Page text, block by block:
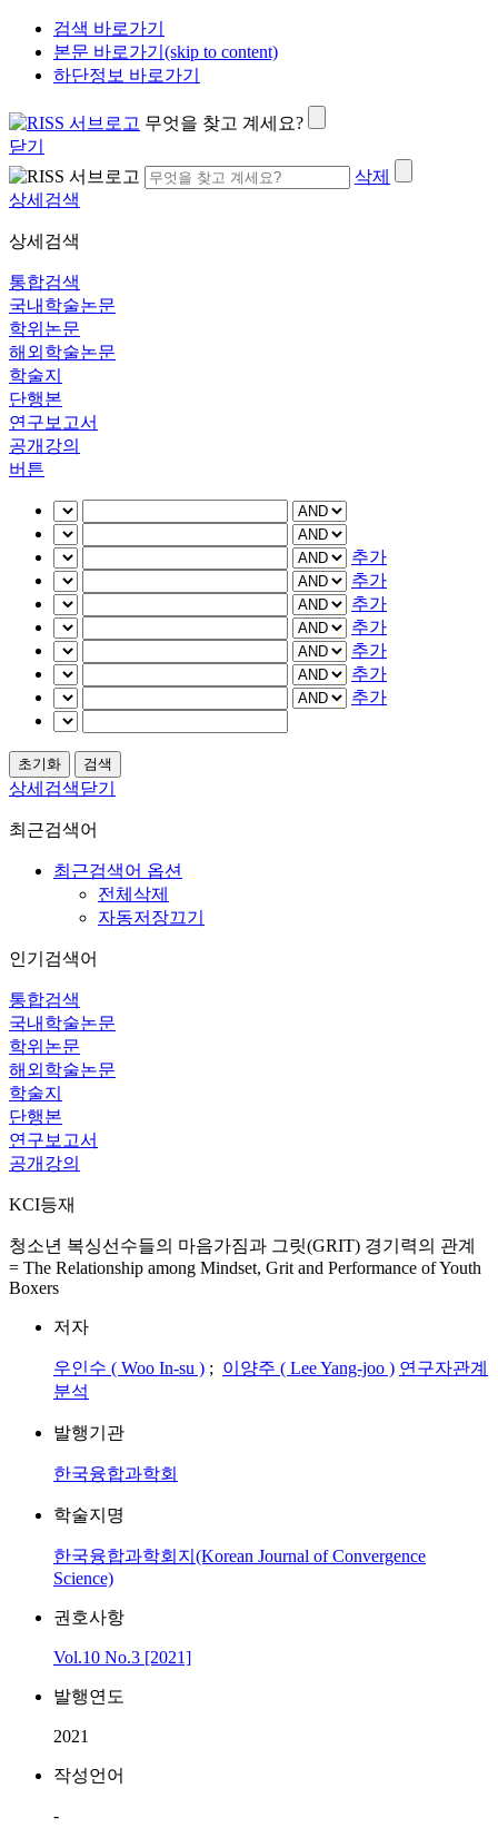
검색 바로가기
본문 바로가기(skip to content)
하단정보 바로가기
무엇을 찾고 계세요?
닫기
삭제
상세검색
상세검색
통합검색
국내학술논문
학위논문
해외학술논문
학술지
단행본
연구보고서
공개강의
버튼
추가
추가
추가
추가
추가
추가
추가
상세검색닫기
최근검색어
최근검색어 옵션
전체삭제
자동저장끄기
인기검색어
통합검색
국내학술논문
학위논문
해외학술논문
학술지
단행본
연구보고서
공개강의
KCI등재
청소년 복싱선수들의 마음가짐과 그릿(GRIT) 경기력의 관계
= The Relationship among Mindset, Grit and Performance of Youth
Boxers
저자
우인수 ( Woo In-su ) ; 이양주 ( Lee Yang-joo ) 연구자관계
분석
발행기관
한국융합과학회
학술지명
한국융합과학회지(Korean Journal of Convergence
Science)
권호사항
Vol.10 No.3 [2021]
발행연도
2021
작성언어
-